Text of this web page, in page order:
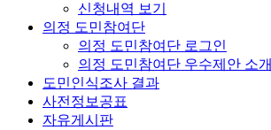
신청내역 보기
의정 도민참여단
의정 도민참여단 로그인
의정 도민참여단 우수제안 소개
도민인식조사 결과
사전정보공표
자유게시판